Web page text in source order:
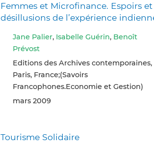
Femmes et Microfinance. Espoirs et
désillusions de l’expérience
Jane Palier, Isabelle Guérin, Benoît
Prévost
Editions des Archives contemporaines,
Paris, France;(Savoirs
Francophones.Economie et Gestion)
mars 2009
Tourisme Solidaire